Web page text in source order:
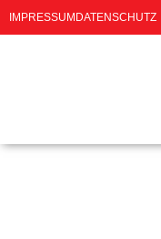
IMPRESSUM DATENSCHUTZ